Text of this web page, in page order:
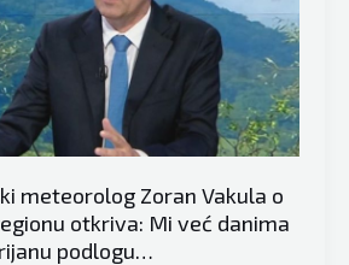
meteorolog Zoran Vakula o
otkriva: Mi već danima
podlogu…